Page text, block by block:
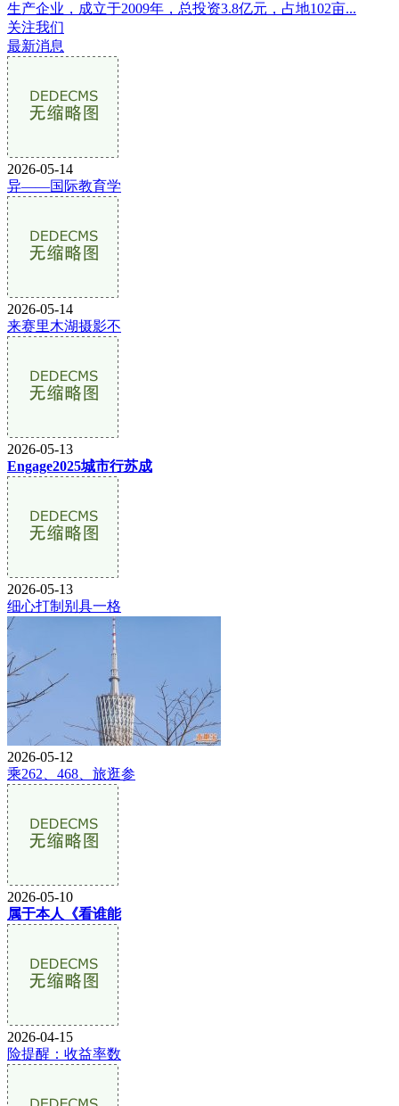
生产企业，成立于2009年，总投资3.8亿元，占地102亩...
关注我们
最新消息
2026-05-14
异——国际教育学
2026-05-14
来赛里木湖摄影不
2026-05-13
Engage2025城市行苏成
2026-05-13
细心打制别具一格
2026-05-12
乘262、468、旅逛参
2026-05-10
属于本人《看谁能
2026-04-15
险提醒：收益率数